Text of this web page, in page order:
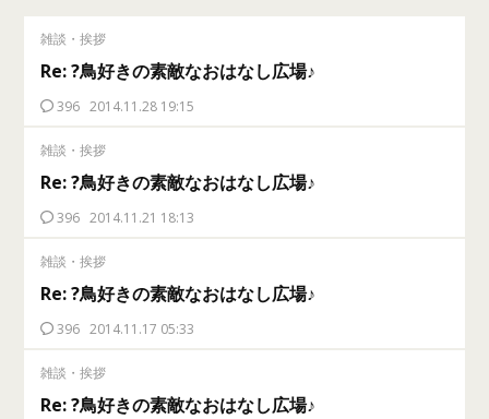
雑談・挨拶
Re: ?鳥好きの素敵なおはなし広場♪
396 2014.11.28 19:15
雑談・挨拶
Re: ?鳥好きの素敵なおはなし広場♪
396 2014.11.21 18:13
雑談・挨拶
Re: ?鳥好きの素敵なおはなし広場♪
396 2014.11.17 05:33
雑談・挨拶
Re: ?鳥好きの素敵なおはなし広場♪